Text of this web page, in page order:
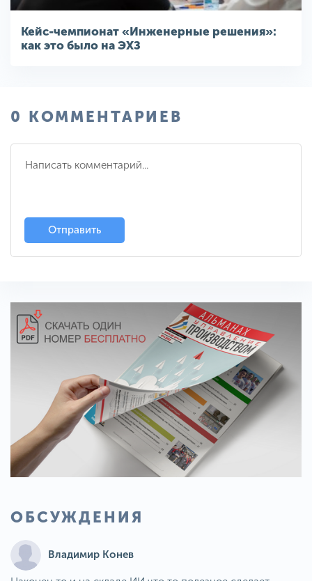
Кейс-чемпионат «Инженерные решения»:
как это было на ЭХЗ
0 КОММЕНТАРИЕВ
Отправить
ОБСУЖДЕНИЯ
Владимир Конев